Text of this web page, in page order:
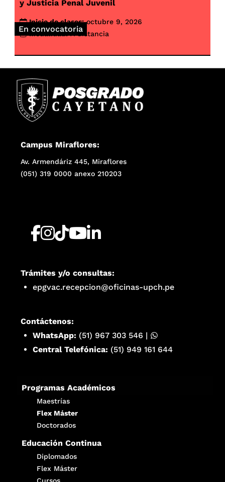
En convocatoria
y Justicia Penal Juvenil
Inicio de clases: octubre 9, 2026
Modalidad: A distancia
Campus Miraflores:
Av. Armendáriz 445, Miraflores
(051) 319 0000 anexo 210203
Trámites y/o consultas:
epgvac.recepcion@oficinas-upch.pe
Contáctenos:
WhatsApp: (51) 967 303 546 |
Central Telefónica: (51) 949 161 644
Programas Académicos
Maestrías
Flex Máster
Doctorados
Educación Continua
Diplomados
Flex Máster